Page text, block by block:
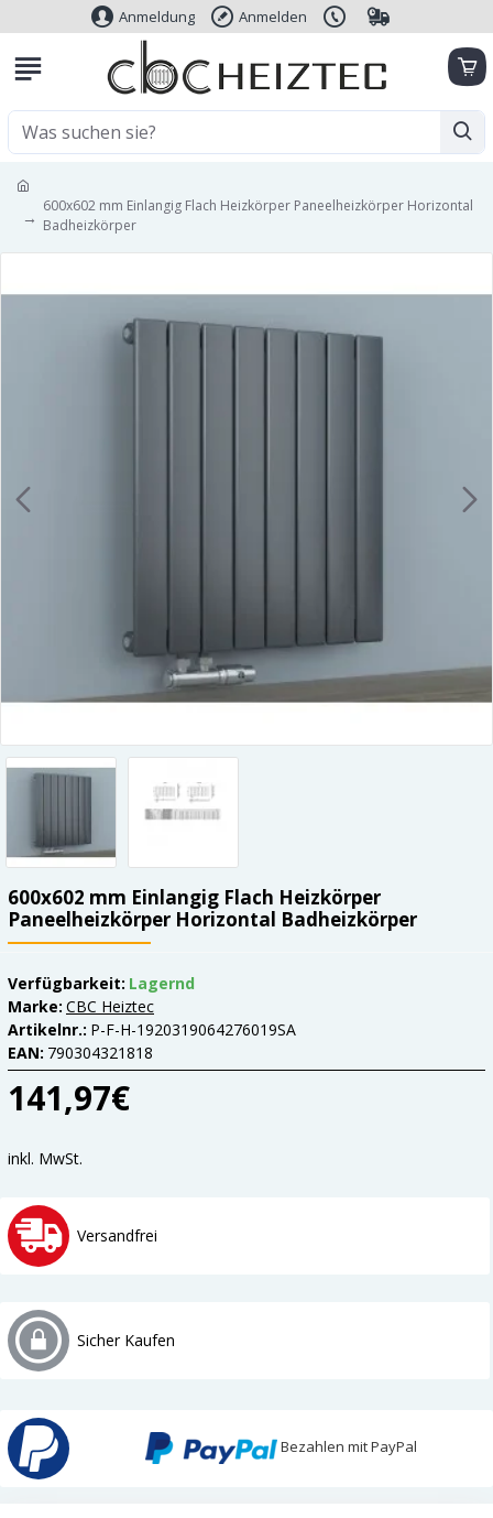
Anmeldung Anmelden
600x602 mm Einlangig Flach Heizkörper Paneelheizkörper Horizontal
Badheizkörper
600x602 mm Einlangig Flach Heizkörper
Paneelheizkörper Horizontal Badheizkörper
141,97€
Verfügbarkeit: Lagernd
Marke: CBC Heiztec
Artikelnr.: P-F-H-1920319064276019SA
EAN: 790304321818
inkl. MwSt.
Versandfrei
Sicher Kaufen
Bezahlen mit PayPal